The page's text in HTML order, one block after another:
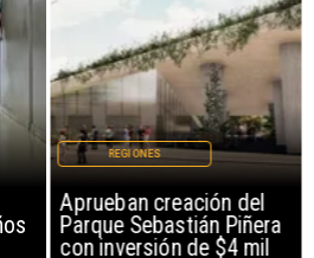
Aprueban creación del
Parque Sebastián Piñera
con inversión de $4 mil
REGIONES